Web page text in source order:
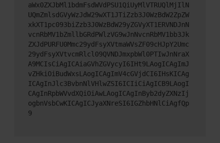
aWx0ZXJbMl1bdmFsdWVdPSU1QiUyMlVTRUQlMjIlN
UQmZmlsdGVyWzJdW29wXT1JTiZzb3J0WzBdW2ZpZW
xkXT1pc093biZzb3J0WzBdW29yZGVyXT1ERVNDJnN
vcnRbMV1bZmllbGRdPWlzVG9wJnNvcnRbMV1bb3Jk
ZXJdPURFU0Mmc29ydFsyXVtmaWVsZF09cHJpY2Umc
29ydFsyXVtvcmRlcl09QVNDJmxpbWl0PTIwJnNraX
A9MCIsCiAgICAiaGVhZGVycyI6IHt9LAogICAgImJ
vZHkiOiBudWxsLAogICAgImV4cGVjdCI6IHsKICAg
ICAgInJlc3BvbnNlVHlwZSI6ICIiCiAgICB9LAogI
CAgInRpbWVvdXQiOiAwLAogICAgInByb2dyZXNzIj
ogbnVsbCwKICAgICJyaXNreSI6IGZhbHNlCiAgfQp
9